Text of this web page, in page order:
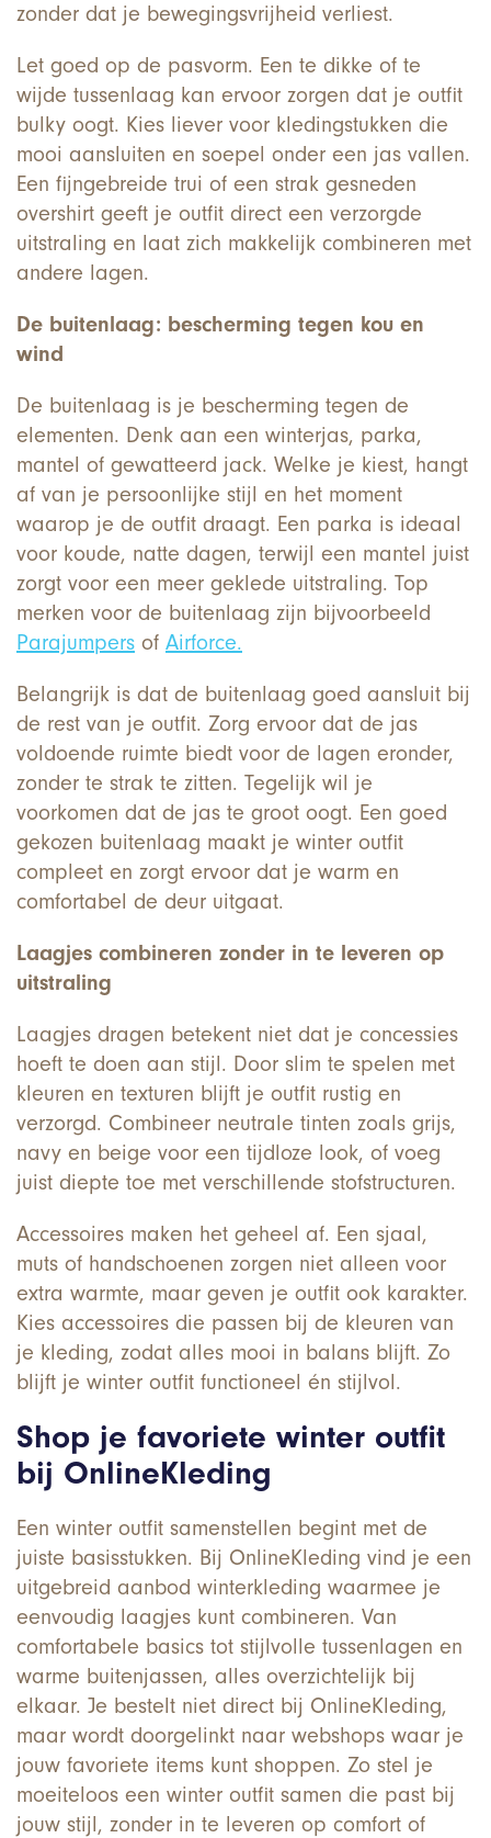
zonder dat je bewegingsvrijheid verliest.
Let goed op de pasvorm. Een te dikke of te
wijde tussenlaag kan ervoor zorgen dat je outfit
bulky oogt. Kies liever voor kledingstukken die
mooi aansluiten en soepel onder een jas vallen.
Een fijngebreide trui of een strak gesneden
overshirt geeft je outfit direct een verzorgde
uitstraling en laat zich makkelijk combineren met
andere lagen.
De buitenlaag: bescherming tegen kou en
wind
De buitenlaag is je bescherming tegen de
elementen. Denk aan een winterjas, parka,
mantel of gewatteerd jack. Welke je kiest, hangt
af van je persoonlijke stijl en het moment
waarop je de outfit draagt. Een parka is ideaal
voor koude, natte dagen, terwijl een mantel juist
zorgt voor een meer geklede uitstraling. Top
merken voor de buitenlaag zijn bijvoorbeeld
Parajumpers of Airforce.
Belangrijk is dat de buitenlaag goed aansluit bij
de rest van je outfit. Zorg ervoor dat de jas
voldoende ruimte biedt voor de lagen eronder,
zonder te strak te zitten. Tegelijk wil je
voorkomen dat de jas te groot oogt. Een goed
gekozen buitenlaag maakt je winter outfit
compleet en zorgt ervoor dat je warm en
comfortabel de deur uitgaat.
Laagjes combineren zonder in te leveren op
uitstraling
Laagjes dragen betekent niet dat je concessies
hoeft te doen aan stijl. Door slim te spelen met
kleuren en texturen blijft je outfit rustig en
verzorgd. Combineer neutrale tinten zoals grijs,
navy en beige voor een tijdloze look, of voeg
juist diepte toe met verschillende stofstructuren.
Accessoires maken het geheel af. Een sjaal,
muts of handschoenen zorgen niet alleen voor
extra warmte, maar geven je outfit ook karakter.
Kies accessoires die passen bij de kleuren van
je kleding, zodat alles mooi in balans blijft. Zo
blijft je winter outfit functioneel én stijlvol.
Shop je favoriete winter outfit
bij OnlineKleding
Een winter outfit samenstellen begint met de
juiste basisstukken. Bij OnlineKleding vind je een
uitgebreid aanbod winterkleding waarmee je
eenvoudig laagjes kunt combineren. Van
comfortabele basics tot stijlvolle tussenlagen en
warme buitenjassen, alles overzichtelijk bij
elkaar. Je bestelt niet direct bij OnlineKleding,
maar wordt doorgelinkt naar webshops waar je
jouw favoriete items kunt shoppen. Zo stel je
moeiteloos een winter outfit samen die past bij
jouw stijl, zonder in te leveren op comfort of